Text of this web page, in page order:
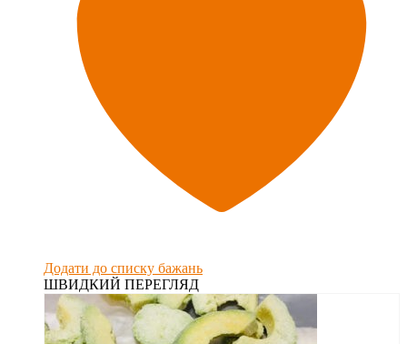
Додати до списку бажань
ШВИДКИЙ ПЕРЕГЛЯД